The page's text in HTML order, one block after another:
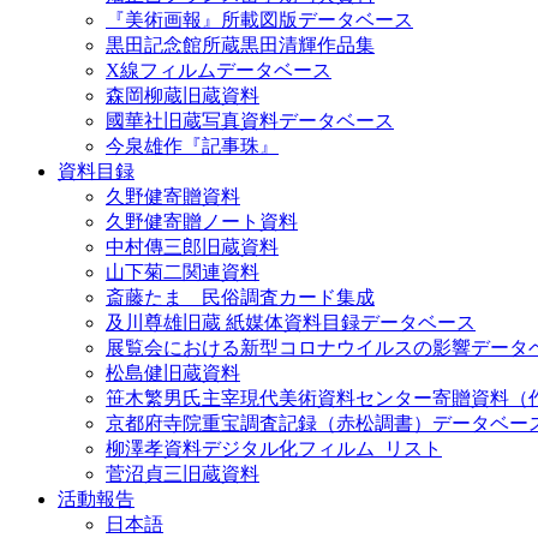
『美術画報』所載図版データベース
黒田記念館所蔵黒田清輝作品集
X線フィルムデータベース
森岡柳蔵旧蔵資料
國華社旧蔵写真資料データベース
今泉雄作『記事珠』
資料目録
久野健寄贈資料
久野健寄贈ノート資料
中村傳三郎旧蔵資料
山下菊二関連資料
斎藤たま 民俗調査カード集成
及川尊雄旧蔵 紙媒体資料目録データベース
展覧会における新型コロナウイルスの影響データ
松島健旧蔵資料
笹木繁男氏主宰現代美術資料センター寄贈資料（
京都府寺院重宝調査記録（赤松調書）データベー
柳澤孝資料デジタル化フィルム_リスト
菅沼貞三旧蔵資料
活動報告
日本語